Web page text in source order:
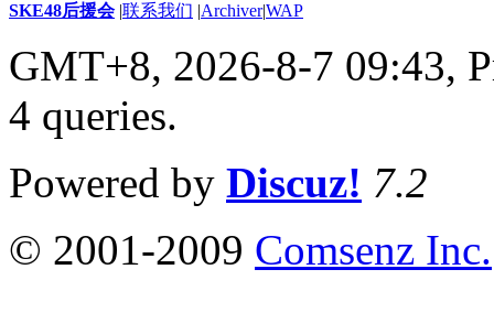
SKE48后援会 |联系我们 |Archiver|WAP
GMT+8, 2026-8-7 09:43,
4 queries.
Powered by Discuz! 7.2
© 2001-2009 Comsenz Inc.